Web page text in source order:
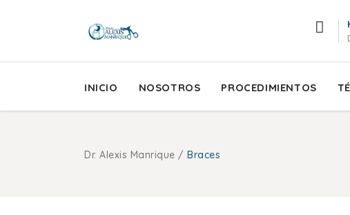
INICIO NOSOTROS PROCEDIMIENTOS
Dr. Alexis Manrique / Braces